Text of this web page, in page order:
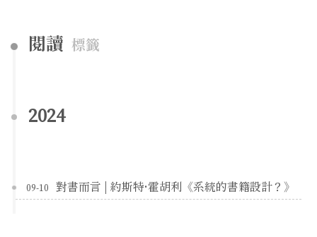
標籤
關於
閱讀 標籤
2024
09-10 對書而言 | 約斯特·霍胡利《系統的書籍設計？》